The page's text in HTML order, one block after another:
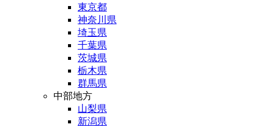
東京都
神奈川県
埼玉県
千葉県
茨城県
栃木県
群馬県
中部地方
山梨県
新潟県